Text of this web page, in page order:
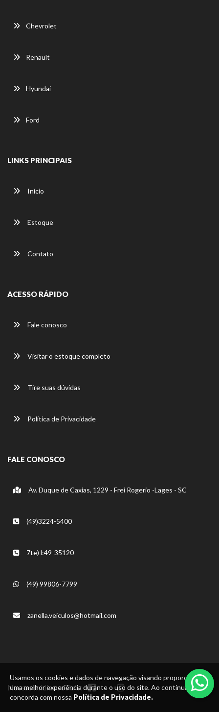
Usamos os cookies e dados de navegação visando proporcionar
uma melhor experiência durante o uso do site. Ao continuar, você
concorda com nossa Política de Privacidade.
Chevrolet
Renault
Hyundai
Ford
LINKS PRINCIPAIS
Início
Estoque
Contato
ACESSO RÁPIDO
Fale conosco
Visitar o estoque completo
Tire suas dúvidas
Política de Privacidade
FALE CONOSCO
Av. Duque de Caxias, 1229 - Frei Rogerio -Lages - SC
(49)3224-5400
7te) l:49-35120
(49) 99806-7799
zanella.veiculos@hotmail.com
Nossas mídias sociais: